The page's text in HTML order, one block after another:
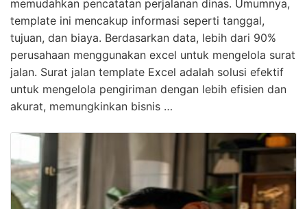
memudahkan pencatatan perjalanan dinas. Umumnya,
template ini mencakup informasi seperti tanggal,
tujuan, dan biaya. Berdasarkan data, lebih dari 90%
perusahaan menggunakan excel untuk mengelola surat
jalan. Surat jalan template Excel adalah solusi efektif
untuk mengelola pengiriman dengan lebih efisien dan
akurat, memungkinkan bisnis …